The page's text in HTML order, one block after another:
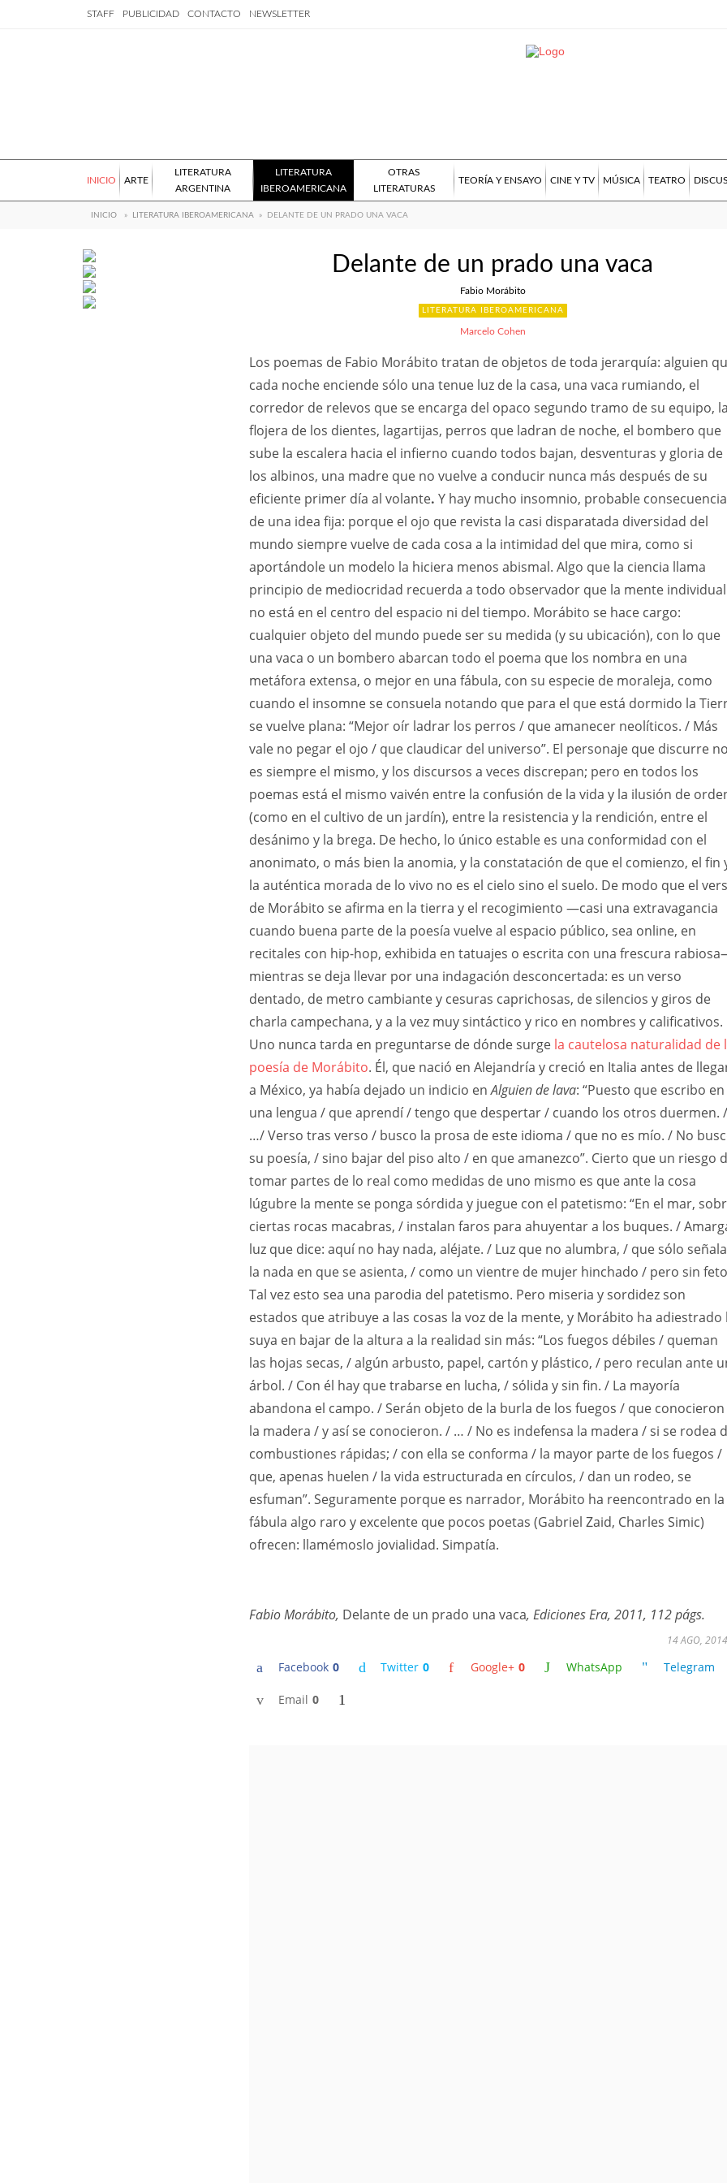
STAFF PUBLICIDAD CONTACTO NEWSLETTER
INICIO ARTE
LITERATURA
ARGENTINA
LITERATURA
IBEROAMERICANA
OTRAS
LITERATURAS
TEORÍA Y ENSAYO CINE Y TV MÚSICA TEATRO
INICIO » LITERATURA IBEROAMERICANA » DELANTE DE UN PRADO UNA VACA
Delante de un prado una vaca
Fabio Morábito
LITERATURA IBEROAMERICANA
Marcelo Cohen
Los poemas de Fabio Morábito tratan de objetos de toda jerarquía: alguien
cada noche enciende sólo una tenue luz de la casa, una vaca rumiando, el
corredor de relevos que se encarga del opaco segundo tramo de su equipo, la
flojera de los dientes, lagartijas, perros que ladran de noche, el bombero que
sube la escalera hacia el infierno cuando todos bajan, desventuras y gloria de
los albinos, una madre que no vuelve a conducir nunca más después de su
eficiente primer día al volante. Y hay mucho insomnio, probable consecuencia
de una idea fija: porque el ojo que revista la casi disparatada diversidad del
mundo siempre vuelve de cada cosa a la intimidad del que mira, como si
aportándole un modelo la hiciera menos abismal. Algo que la ciencia llama
principio de mediocridad recuerda a todo observador que la mente individual
no está en el centro del espacio ni del tiempo. Morábito se hace cargo:
cualquier objeto del mundo puede ser su medida (y su ubicación), con lo que
una vaca o un bombero abarcan todo el poema que los nombra en una
metáfora extensa, o mejor en una fábula, con su especie de moraleja, como
cuando el insomne se consuela notando que para el que está dormido la
se vuelve plana: “Mejor oír ladrar los perros / que amanecer neolíticos. / Más
vale no pegar el ojo / que claudicar del universo”. El personaje que discurre no
es siempre el mismo, y los discursos a veces discrepan; pero en todos los
poemas está el mismo vaivén entre la confusión de la vida y la ilusión de
(como en el cultivo de un jardín), entre la resistencia y la rendición, entre el
desánimo y la brega. De hecho, lo único estable es una conformidad con el
anonimato, o más bien la anomia, y la constatación de que el comienzo, el fin
la auténtica morada de lo vivo no es el cielo sino el suelo. De modo que el
de Morábito se afirma en la tierra y el recogimiento —casi una extravagancia
cuando buena parte de la poesía vuelve al espacio público, sea online, en
recitales con hip-hop, exhibida en tatuajes o escrita con una frescura
mientras se deja llevar por una indagación desconcertada: es un verso
dentado, de metro cambiante y cesuras caprichosas, de silencios y giros de
charla campechana, y a la vez muy sintáctico y rico en nombres y calificativos.
Uno nunca tarda en preguntarse de dónde surge la cautelosa naturalidad de
poesía de Morábito. Él, que nació en Alejandría y creció en Italia antes de
a México, ya había dejado un indicio enAlguien de lava: “Puesto que escribo en
una lengua / que aprendí / tengo que despertar / cuando los otros duermen. /
…/ Verso tras verso / busco la prosa de este idioma / que no es mío. / No
su poesía, / sino bajar del piso alto / en que amanezco”. Cierto que un riesgo
tomar partes de lo real como medidas de uno mismo es que ante la cosa
lúgubre la mente se ponga sórdida y juegue con el patetismo: “En el mar,
ciertas rocas macabras, / instalan faros para ahuyentar a los buques. /
luz que dice: aquí no hay nada, aléjate. / Luz que no alumbra, / que sólo señala
la nada en que se asienta, / como un vientre de mujer hinchado / pero sin
Tal vez esto sea una parodia del patetismo. Pero miseria y sordidez son
estados que atribuye a las cosas la voz de la mente, y Morábito ha adiestrado
suya en bajar de la altura a la realidad sin más: “Los fuegos débiles / queman
las hojas secas, / algún arbusto, papel, cartón y plástico, / pero reculan ante
árbol. / Con él hay que trabarse en lucha, / sólida y sin fin. / La mayoría
abandona el campo. / Serán objeto de la burla de los fuegos / que conocieron
la madera / y así se conocieron. / … / No es indefensa la madera / si se rodea
combustiones rápidas; / con ella se conforma / la mayor parte de los fuegos /
que, apenas huelen / la vida estructurada en círculos, / dan un rodeo, se
esfuman”. Seguramente porque es narrador, Morábito ha reencontrado en la
fábula algo raro y excelente que pocos poetas (Gabriel Zaid, Charles Simic)
ofrecen: llamémoslo jovialidad. Simpatía.
Fabio Morábito, Delante de un prado una vaca, Ediciones Era, 2011, 112 págs.
Facebook 0 Twitter 0 Google+ 0 WhatsApp Telegram
Email 0
14 AGO, 2014